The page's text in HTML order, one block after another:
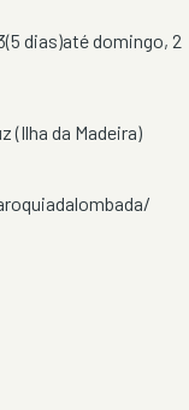
(5 dias)atédomingo, 2
(Ilha da Madeira)